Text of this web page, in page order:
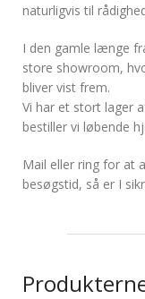
naturligvis til
I den gamle længe
store showroom,
bliver vist frem.
Vi har et stort lager
bestiller vi løbende
Mail eller ring for at
besøgstid, så er I